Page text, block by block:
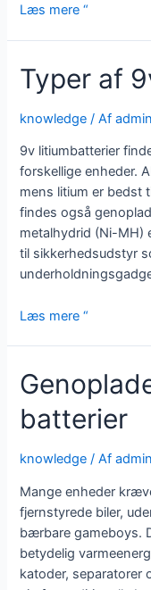
Et
litiumbatteri
bruges
til
drive
en
række
elektroniske
enheder
Læs mere “
Typer af
knowledge / Af
9v litiumbatterier
forskellige enheder.
mens litium er bedst
findes også
metalhydrid (Ni-MH)
til sikkerhedsudstyr
Typer
litiumbatteri
Læs mere “
batterier
knowledge / Af
Mange enheder
fjernstyrede biler,
bærbare gameboys.
betydelig
katoder, separatorer